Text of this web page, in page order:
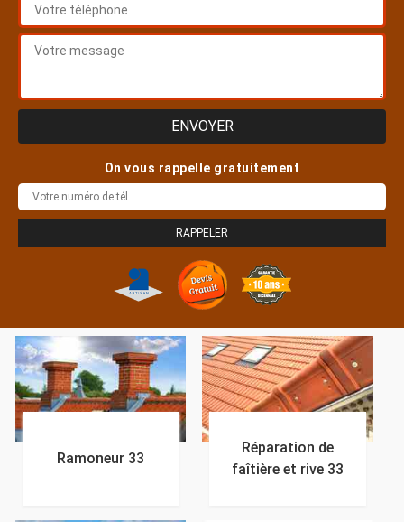
On vous rappelle gratuitement
Ramoneur 33
Réparation de
faîtière et rive 33